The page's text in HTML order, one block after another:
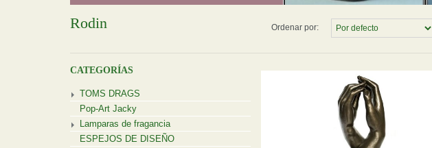
Rodin Ordenar por:
CATEGORÍAS
TOMS DRAGS
Pop-Art Jacky
Lamparas de fragancia
ESPEJOS DE DISEÑO